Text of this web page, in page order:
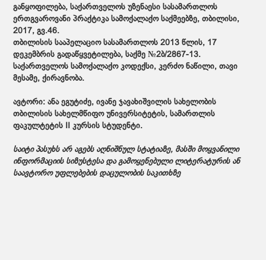
განყოფილება, საქართველოს უზენაესი სასამართლოს
ერთგვაროვანი პრაქტიკა სამოქალაქო საქმეებზე, თბილისი,
2017, გვ.46.
თბილისის სააპელაციო სასამართლოს 2013 წლის, 17
დეკემბრის გადაწყვეტილება, საქმე №2ბ/2867-13.
საქართველოს სამოქალაქო კოდექსი, კერძო ნაწილი, თავი
მესამე, ქირავნობა.
ავტორი:ანა ეგუტიძე, ივანე ჯავახიშვილის სახელობის
თბილისის სახელმწიფო უნივერსიტეტის, სამართლის
ფაკულტეტის II კურსის სტუდენტი.
საიტი პასუხს არ აგებს აღნიშნულ სტატიაზე, მასში მოყვანილი
ინფორმაციის სიზუსტესა და გამოყენებული ლიტერატურის ან
საავტორო უფლებების დაცულობის საკითხზე